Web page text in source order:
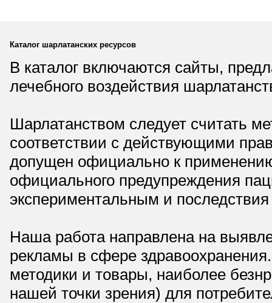
Каталог шарлатанских ресурсов
В каталог включаются сайты,
лечебного воздействия
Шарлатанством следует считать
соответствии с действующими
допущен официально к
официального предупреждения
экспериментальным и
Наша работа направлена на
рекламы в сфере
методики и товары, наиболее
нашей точки зрения) для